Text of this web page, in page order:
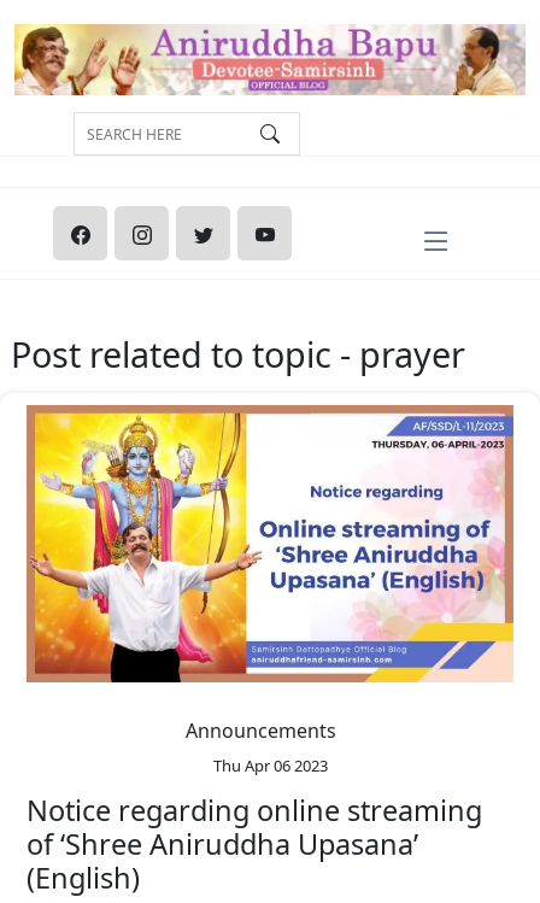
Post related to topic - prayer
Announcements
Thu Apr 06 2023
Notice regarding online streaming
of ‘Shree Aniruddha Upasana’
(English)